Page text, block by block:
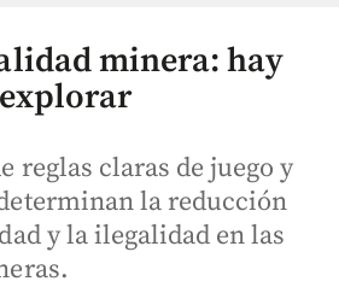
minera: hay
reglas claras de juego y
la reducción
y la ilegalidad en las